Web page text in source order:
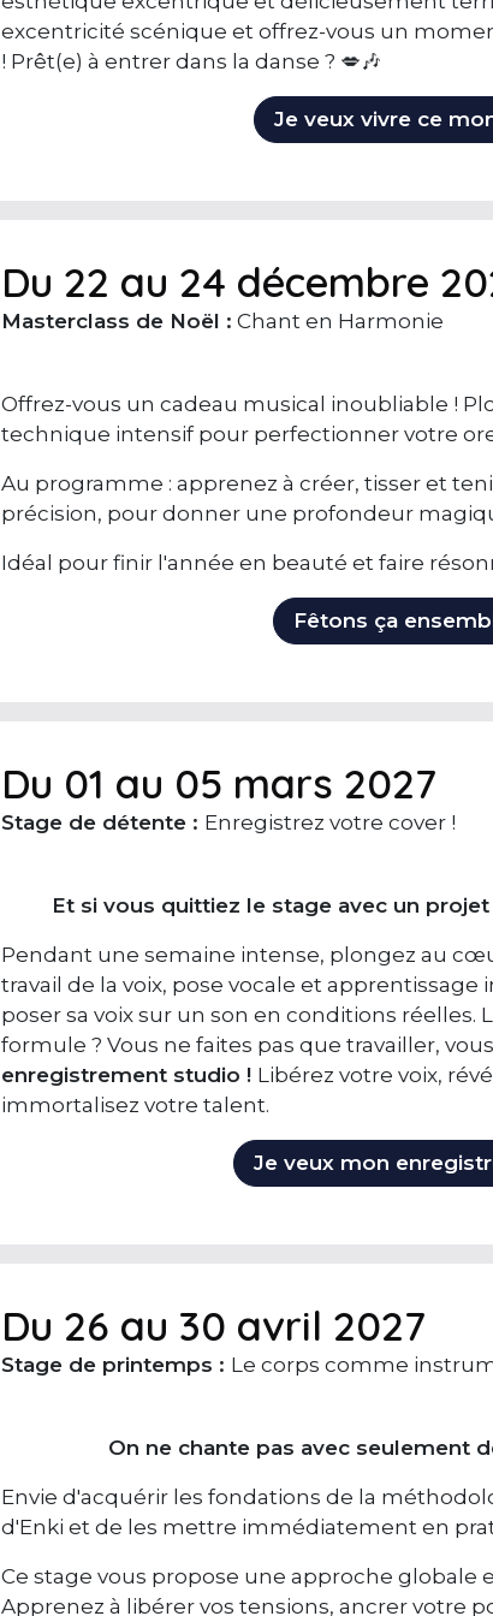
excentricité scénique et offrez-vous un
! Prêt(e) à entrer dans la danse ? 💋🎶
Je veux vivre ce
Du 22 au 24 décembre
Masterclass de Noël : Chant en Harmonie
Offrez-vous un cadeau musical inoubliable !
technique intensif pour perfectionner votre
Au programme : apprenez à créer, tisser et
précision, pour donner une profondeur
Idéal pour finir l'année en beauté et faire
Fêtons ça
Du 01 au 05 mars 2027
Stage de détente : Enregistrez votre cover !
Et si vous quittiez le stage avec un
Pendant une semaine intense, plongez au
travail de la voix, pose vocale et apprentissage
poser sa voix sur un son en conditions réelles.
formule ? Vous ne faites pas que travailler,
enregistrement studio ! Libérez votre voix,
immortalisez votre talent.
Je veux mon
Du 26 au 30 avril 2027
Stage de printemps : Le corps comme
On ne chante pas avec seulement
Envie d'acquérir les fondations de la
d'Enki et de les mettre immédiatement en
Ce stage vous propose une approche globale
Apprenez à libérer vos tensions, ancrer votre